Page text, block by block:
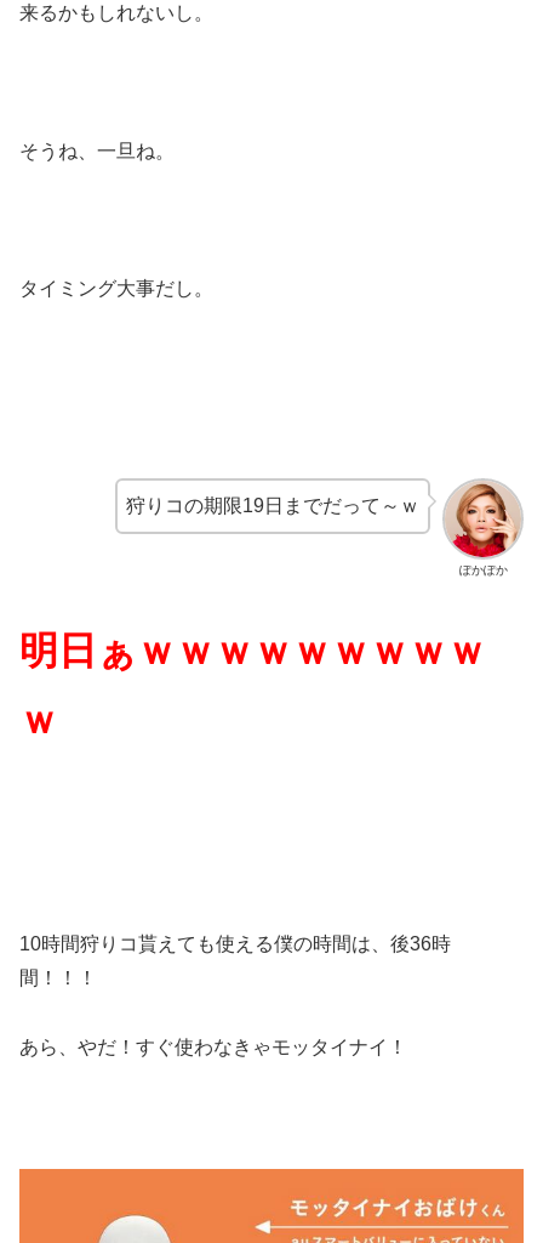
来るかもしれないし。
そうね、一旦ね。
タイミング大事だし。
ぽかぽか
狩りコの期限19日までだって～ｗ
明日ぁｗｗｗｗｗｗｗｗｗ
ｗ
10時間狩りコ貰えても使える僕の時間は、後36時
間！！！
あら、やだ！すぐ使わなきゃモッタイナイ！